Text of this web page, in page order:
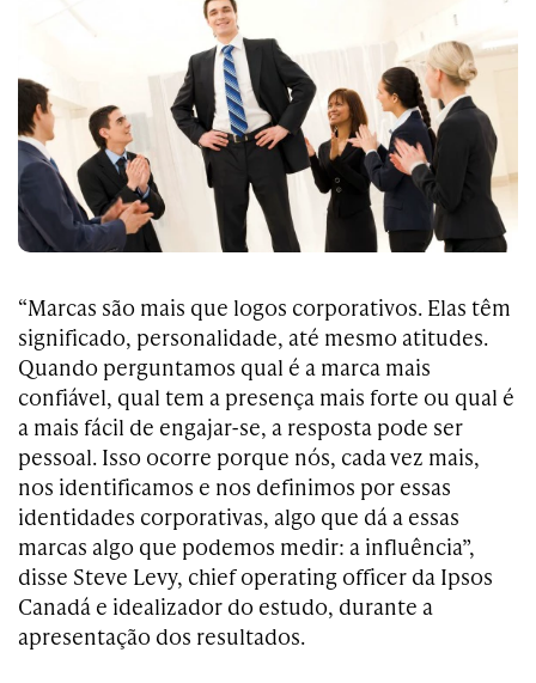
“Marcas são mais que logos corporativos. Elas têm
significado, personalidade, até mesmo atitudes.
Quando perguntamos qual é a marca mais
confiável, qual tem a presença mais forte ou qual é
a mais fácil de engajar-se, a resposta pode ser
pessoal. Isso ocorre porque nós, cada vez mais,
nos identificamos e nos definimos por essas
identidades corporativas, algo que dá a essas
marcas algo que podemos medir: a influência”,
disse Steve Levy, chief operating officer da Ipsos
Canadá e idealizador do estudo, durante a
apresentação dos resultados.